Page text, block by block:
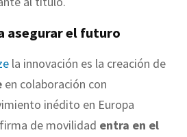
asegurar el futuro
la innovación es la creación de
en colaboración con
inédito en Europa
de movilidad entra en el